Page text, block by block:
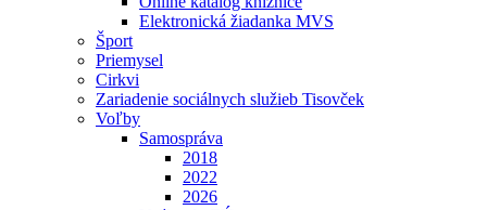
Elektronická žiadanka MVS
Šport
Priemysel
Cirkvi
Zariadenie sociálnych služieb Tisovček
Voľby
Samospráva
2018
2022
2026